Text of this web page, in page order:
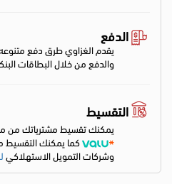
الدفع
يقدم الغزاوي طرق دفع
والدفع من خلال البطاقات
التقسيط
يمكنك تقسيط مشترياتك من
كما يمكنك التقسيط
وشركات التمويل الاستهلاكي